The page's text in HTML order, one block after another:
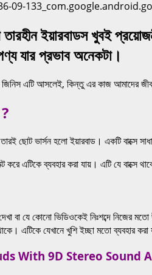
ইয়ারবাডস খুবই
যার প্রভাব অনেকটা।
জিনিস এটি আসলেই, কিন্তু এর কাজ আমাদের
ছোট ভার্সন হলো ইয়ারবাড। একটি
এটিকে ব্যবহার করা যায়। এটি যে বাক্সে
বা যে কোনো ভিডিওকেই নিঃশব্দে
যেখানে খুশি ইচ্ছা মতো ব্যবহার করা
With 9D Stereo Sound